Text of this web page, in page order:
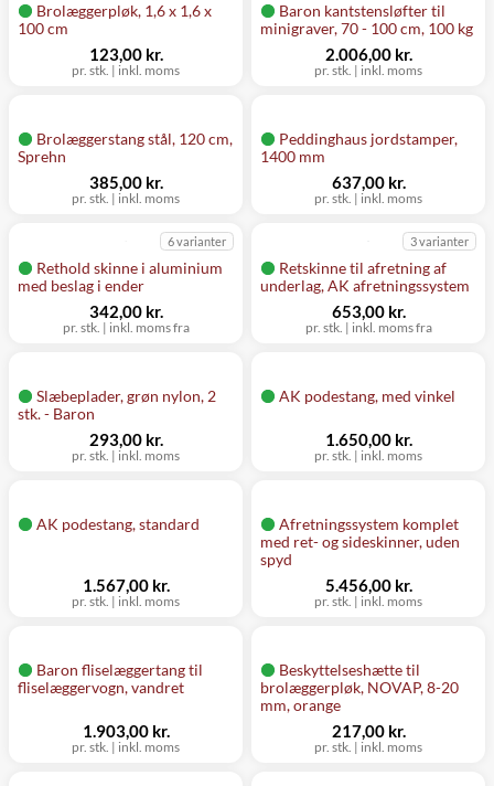
Brolæggerpløk, 1,6 x 1,6 x
100 cm
pr. stk. | inkl. moms
123,00 kr.
Baron kantstensløfter til
minigraver, 70 - 100 cm, 100 kg
pr. stk. | inkl. moms
2.006,00 kr.
Brolæggerstang stål, 120 cm,
Sprehn
pr. stk. | inkl. moms
385,00 kr.
Peddinghaus jordstamper,
1400 mm
pr. stk. | inkl. moms
637,00 kr.
Rethold skinne i aluminium
med beslag i ender
6 varianter
pr. stk. | inkl. moms fra
342,00 kr.
Retskinne til afretning af
underlag, AK afretningssystem
3 varianter
pr. stk. | inkl. moms fra
653,00 kr.
Slæbeplader, grøn nylon, 2
stk. - Baron
pr. stk. | inkl. moms
293,00 kr.
AK podestang, med vinkel
pr. stk. | inkl. moms
1.650,00 kr.
AK podestang, standard
pr. stk. | inkl. moms
1.567,00 kr.
Afretningssystem komplet
med ret- og sideskinner, uden
spyd
pr. stk. | inkl. moms
5.456,00 kr.
Baron fliselæggertang til
fliselæggervogn, vandret
pr. stk. | inkl. moms
1.903,00 kr.
Beskyttelseshætte til
brolæggerpløk, NOVAP, 8-20
mm, orange
pr. stk. | inkl. moms
217,00 kr.